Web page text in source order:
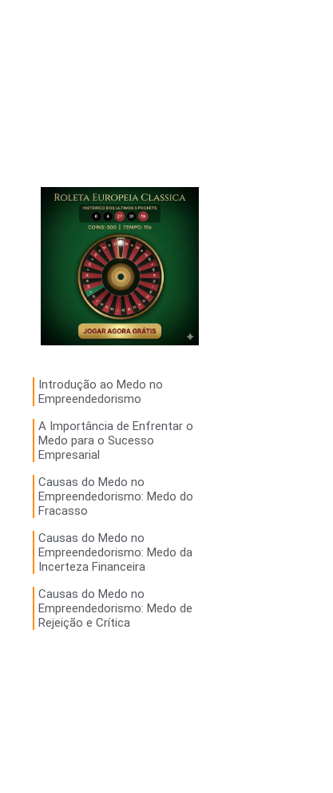
Introdução ao Medo no
Empreendedorismo
A Importância de Enfrentar o
Medo para o Sucesso
Empresarial
Causas do Medo no
Empreendedorismo: Medo do
Fracasso
Causas do Medo no
Empreendedorismo: Medo da
Incerteza Financeira
Causas do Medo no
Empreendedorismo: Medo de
Rejeição e Crítica